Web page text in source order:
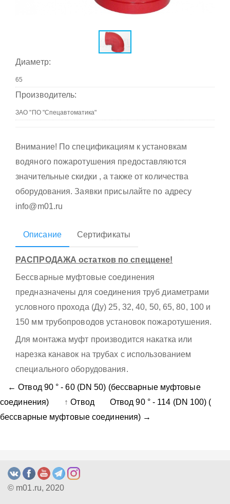
Диаметр:
Производитель:
Внимание! По спецификациям к установкам
водяного пожаротушения предоставляются
значительные скидки , а также от количества
оборудования. Заявки присылайте по адресу
info@m01.ru
Описание Сертификаты
РАСПРОДАЖА остатков по спеццене!
Бессварные муфтовые соединения
предназначены для соединения труб диаметрами
условного прохода (Ду) 25, 32, 40, 50, 65, 80, 100 и
150 мм трубопроводов установок пожаротушения.
Для монтажа муфт производится накатка или
нарезка канавок на трубах с использованием
специального оборудования.
← Отвод 90 ° - 60 (DN 50) (бессварные муфтовые
соединения)
↑Отвод
Отвод 90 ° - 114 (DN 100) (
бессварные муфтовые соединения) →
© m01.ru, 2020